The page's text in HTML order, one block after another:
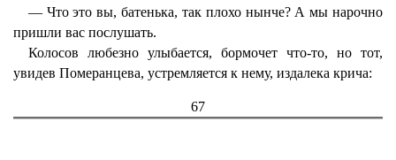
— Что это вы, батенька, так плохо нынче? А мы нарочно
пришли вас послушать.
Колосов любезно улыбается, бормочет что-то, но тот,
увидев Померанцева, устремляется к нему, издалека крича:
67